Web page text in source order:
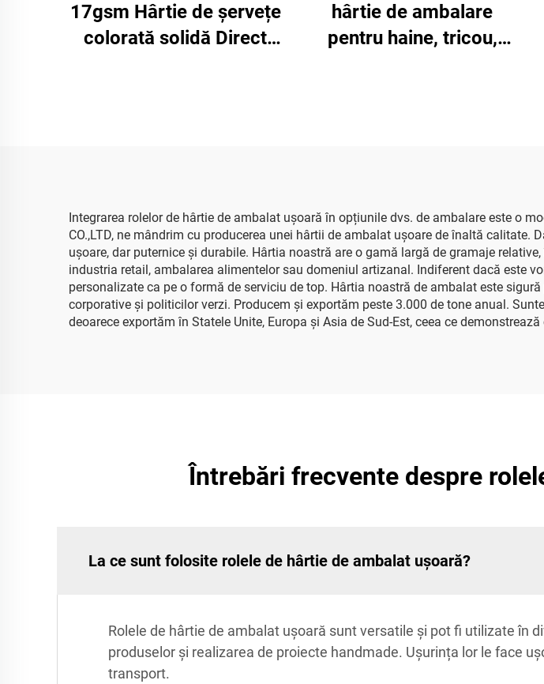
17gsm Hârtie de șervețe
colorată solidă Direct
hârtie de ambalare
pentru haine, tricou,
ambalare
Integrarea rolelor de hârtie de ambalat ușoară în opțiunile dvs. de ambalare este o
CO.,LTD, ne mândrim cu producerea unei hârtii de ambalat ușoare de înaltă
ușoare, dar puternice și durabile. Hârtia noastră are o gamă largă de gramaje
industria retail, ambalarea alimentelor sau domeniul artizanal. Indiferent dacă este
personalizate ca pe o formă de serviciu de top. Hârtia noastră de ambalat este
corporative și politicilor verzi. Producem și exportăm peste 3.000 de tone anual.
deoarece exportăm în Statele Unite, Europa și Asia de Sud-Est, ceea ce
Întrebări frecvente despre
La ce sunt folosite rolele de hârtie de ambalat ușoară?
Rolele de hârtie de ambalat ușoară sunt versatilе și pot fi utilizate în
produselor și realizarea de proiecte handmade. Ușurința lor le face
transport.